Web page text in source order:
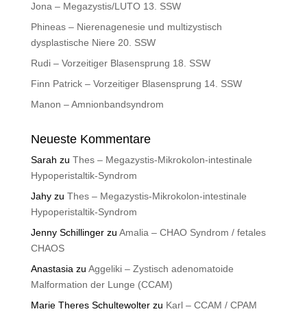
Jona – Megazystis/LUTO 13. SSW
Phineas – Nierenagenesie und multizystisch
dysplastische Niere 20. SSW
Rudi – Vorzeitiger Blasensprung 18. SSW
Finn Patrick – Vorzeitiger Blasensprung 14. SSW
Manon – Amnionbandsyndrom
Neueste Kommentare
Sarah zu Thes – Megazystis-Mikrokolon-intestinale
Hypoperistaltik-Syndrom
Jahyzu Thes – Megazystis-Mikrokolon-intestinale
Hypoperistaltik-Syndrom
Jenny Schillingerzu Amalia – CHAO Syndrom / fetales
CHAOS
Anastasiazu Aggeliki – Zystisch adenomatoide
Malformation der Lunge (CCAM)
Marie Theres Schultewolterzu Karl – CCAM / CPAM